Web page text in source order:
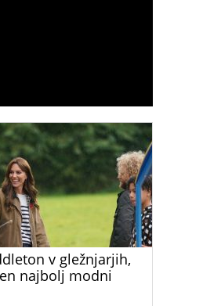
v gležnjarjih,
najbolj modni